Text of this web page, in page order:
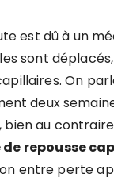
est dû à un
sont
On
deux
bien au
de repousse
entre perte